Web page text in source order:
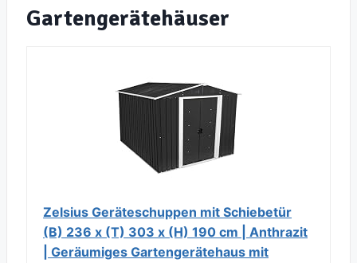
Gartengerätehäuser
Zelsius Geräteschuppen mit Schiebetür
(B) 236 x (T) 303 x (H) 190 cm | Anthrazit
| Geräumiges Gartengerätehaus mit